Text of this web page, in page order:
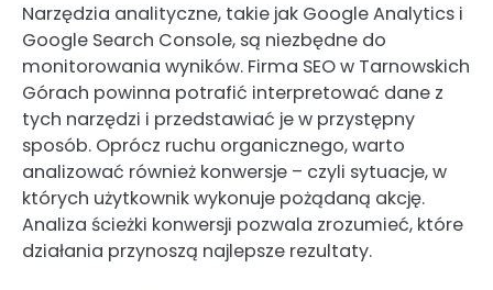
Narzędzia analityczne, takie jak Google Analytics i
Google Search Console, są niezbędne do
monitorowania wyników. Firma SEO w Tarnowskich
Górach powinna potrafić interpretować dane z
tych narzędzi i przedstawiać je w przystępny
sposób. Oprócz ruchu organicznego, warto
analizować również konwersje – czyli sytuacje, w
których użytkownik wykonuje pożądaną akcję.
Analiza ścieżki konwersji pozwala zrozumieć, które
działania przynoszą najlepsze rezultaty.